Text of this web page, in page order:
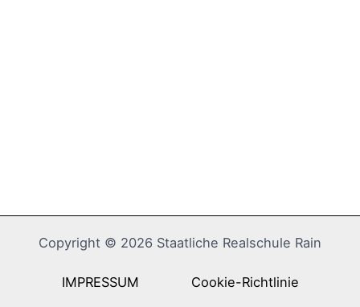
Copyright © 2026 Staatliche Realschule Rain
IMPRESSUM Cookie-Richtlinie